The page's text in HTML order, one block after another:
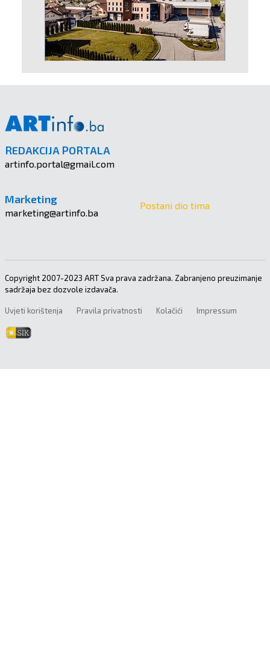
REDAKCIJA PORTALA
artinfo.portal@gmail.com
Marketing
marketing@artinfo.ba
Postani dio tima
Copyright 2007-2023 ART Sva prava zadržana. Zabranjeno preuzimanje
sadržaja bez dozvole izdavača.
Uvjeti korištenja Pravila privatnosti Kolačići Impressum